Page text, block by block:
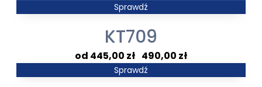
4144,00 zł
do
4558,00 zł
Sprawdź
KT709
445,00 zł 490,00 zł
Zakres
Sprawdź